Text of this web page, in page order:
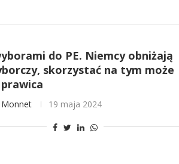
do PE. Niemcy obniżają
skorzystać na tym może
Monnet 19 maja 2024